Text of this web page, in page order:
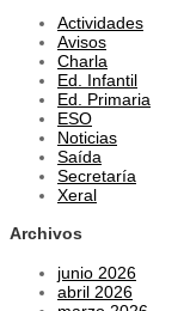
entradas
Actividades
Avisos
Charla
Ed. Infantil
Ed. Primaria
ESO
Noticias
Saída
Secretaría
Xeral
Archivos
junio 2026
abril 2026